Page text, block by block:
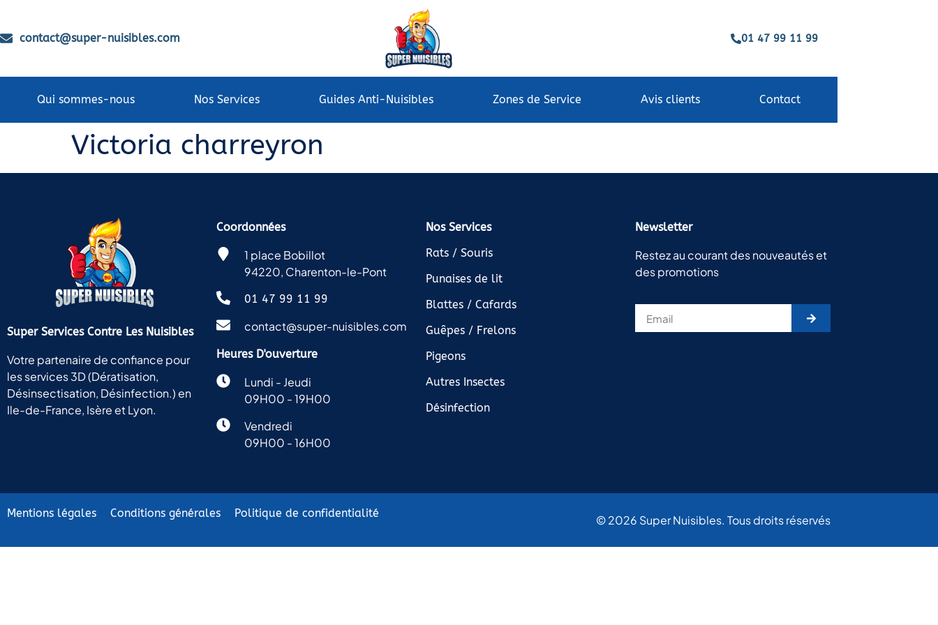
contact@super-nuisibles.com 01 47 99 11 99
Qui sommes-nous Nos Services Guides Anti-Nuisibles Zones de Service Avis clients Contact
Victoria charreyron
Super Services Contre Les Nuisibles
Votre partenaire de confiance pour
les services 3D (Dératisation,
Désinsectisation, Désinfection.) en
Ile-de-France, Isère et Lyon.
Coordonnées
1 place Bobillot
94220, Charenton-le-Pont
01 47 99 11 99
contact@super-nuisibles.com
Heures D'ouverture
Lundi - Jeudi
09H00 - 19H00
Vendredi
09H00 - 16H00
Nos Services
Rats / Souris
Punaises de lit
Blattes / Cafards
Guêpes / Frelons
Pigeons
Autres Insectes
Désinfection
Newsletter
Restez au courant des nouveautés et
des promotions
Mentions légales Conditions générales Politique de confidentialité © 2026 Super Nuisibles. Tous droits réservés